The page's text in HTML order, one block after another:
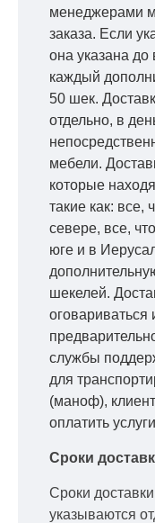
менеджерами
заказа. Если
она указана до
каждый
50 шек.
отдельно, в
мебели.
которые
такие как:
севере, все,
юге и в
шекелей.
оговариваться
службы
для
(маноф),
оплатить
Сроки
Сроки
указываются